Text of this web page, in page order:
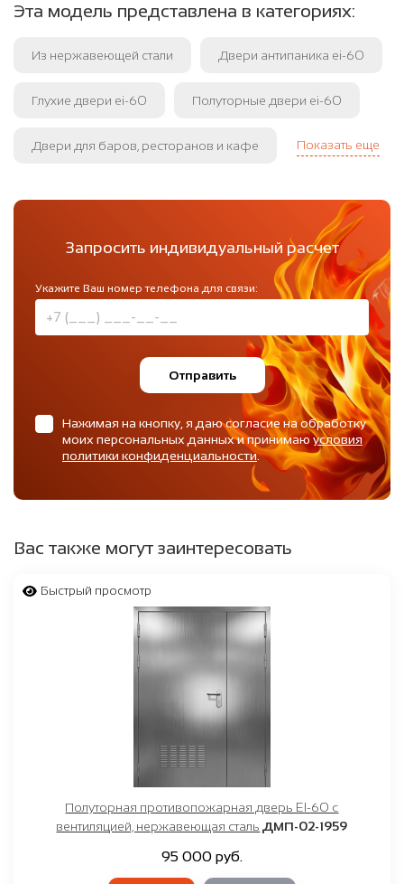
Эта модель представлена в категориях:
Из нержавеющей стали Двери антипаника ei-60
Глухие двери ei-60 Полуторные двери ei-60
Двери для баров, ресторанов и кафе Показать еще
Запросить индивидуальный расчет
Укажите Ваш номер телефона для связи:
Отправить
Нажимая на кнопку, я даю согласие на обработку
моих персональных данных и принимаюусловия
политики конфиденциальности.
Вас также могут заинтересовать
Быстрый просмотр
Полуторная противопожарная дверь EI-60 с
вентиляцией, нержавеющая сталь ДМП-02-1959
95 000 руб.